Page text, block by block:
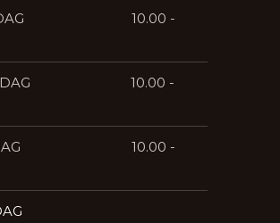
10.00 -
10.00 -
10.00 -